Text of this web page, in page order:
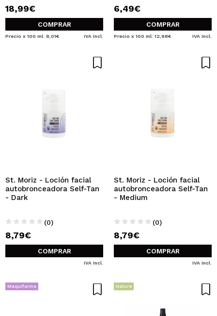
18,99€
COMPRAR
Precio x 100 ml: 8,01€ IVA Incl.
6,49€
COMPRAR
Precio x 100 ml: 12,98€ IVA Incl.
St. Moriz - Loción facial
autobronceadora Self-Tan
- Dark
(0)
8,79€
COMPRAR
IVA Incl.
St. Moriz - Loción facial
autobronceadora Self-Tan
- Medium
(0)
8,79€
COMPRAR
IVA Incl.
Maquifarma Nature